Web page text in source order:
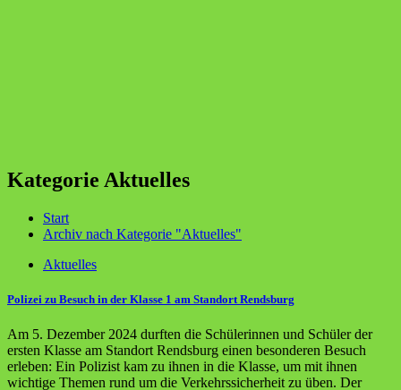
Kategorie Aktuelles
Start
Archiv nach Kategorie "Aktuelles"
Aktuelles
Polizei zu Besuch in der Klasse 1 am Standort Rendsburg
Am 5. Dezember 2024 durften die Schülerinnen und Schüler der
ersten Klasse am Standort Rendsburg einen besonderen Besuch
erleben: Ein Polizist kam zu ihnen in die Klasse, um mit ihnen
wichtige Themen rund um die Verkehrssicherheit zu üben. Der